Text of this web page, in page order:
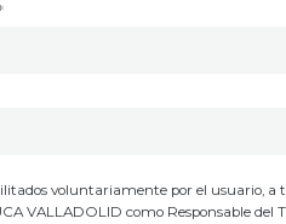
voluntariamente por el usuario,
VALLADOLID como Responsable